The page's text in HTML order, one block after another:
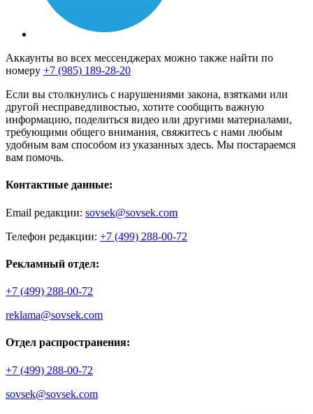
Аккаунты во всех мессенджерах можно также найти по
номеру +7 (985) 189-28-20
Если вы столкнулись с нарушениями закона, взятками или
другой несправедливостью, хотите сообщить важную
информацию, поделиться видео или другими материалами,
требующими общего внимания, свяжитесь с нами любым
удобным вам способом из указанных здесь. Мы постараемся
вам помочь.
Контактные данные:
Email редакции: sovsek@sovsek.com
Телефон редакции: +7 (499) 288-00-72
Рекламный отдел:
+7 (499) 288-00-72
reklama@sovsek.com
Отдел распространения:
+7 (499) 288-00-72
sovsek@sovsek.com